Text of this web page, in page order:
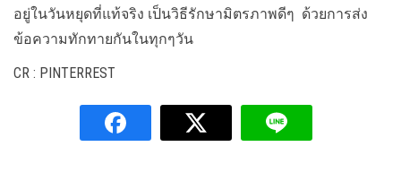
อยู่ในวันหยุดที่แท้จริง เป็นวิธีรักษามิตรภาพดีๆ ด้วยการส่ง
ข้อความทักทายกันในทุกๆวัน
CR : PINTERREST